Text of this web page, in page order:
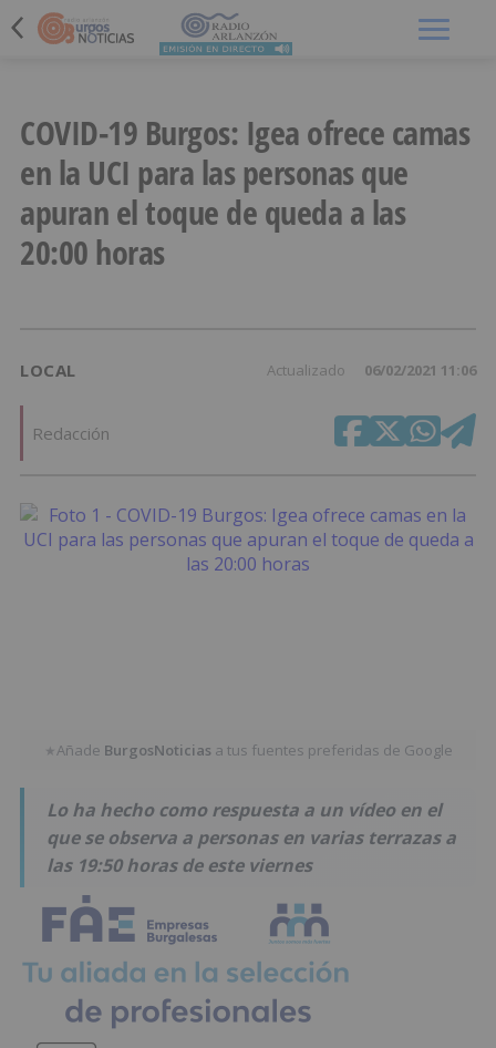
COVID-19 Burgos: Igea ofrece camas
en la UCI para las personas que
apuran el toque de queda a las
20:00 horas
LOCAL Actualizado 06/02/2021 11:06
Redacción
★Añade BurgosNoticias a tus fuentes preferidas de Google
Lo ha hecho como respuesta a un vídeo en el
que se observa a personas en varias terrazas a
las 19:50 horas de este viernes